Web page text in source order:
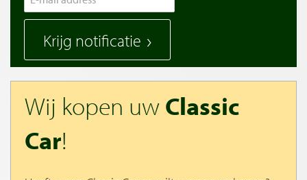
Krijg notificatie
Wij kopen uwClassic
Car!